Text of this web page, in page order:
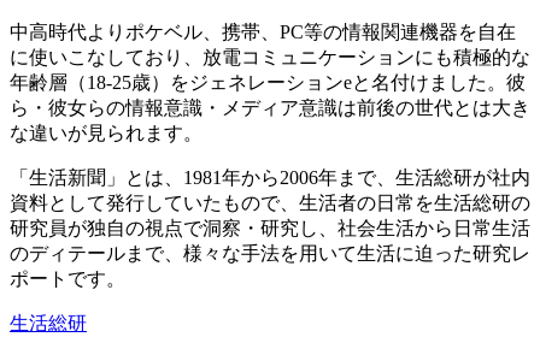
中高時代よりポケベル、携帯、PC等の情報関連機器を自在
に使いこなしており、放電コミュニケーションにも積極的な
年齢層（18-25歳）をジェネレーションeと名付けました。彼
ら・彼女らの情報意識・メディア意識は前後の世代とは大き
な違いが見られます。
「生活新聞」とは、1981年から2006年まで、生活総研が社内
資料として発行していたもので、生活者の日常を生活総研の
研究員が独自の視点で洞察・研究し、社会生活から日常生活
のディテールまで、様々な手法を用いて生活に迫った研究レ
ポートです。
生活総研